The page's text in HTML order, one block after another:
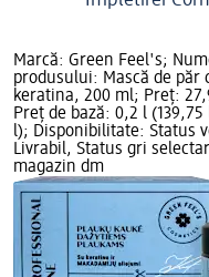
Marcă: Green Feel's;
produsului: Mască de păr
keratina, 200 ml; Preț:
Preț de bază: 0,2 l (139,75
l); Disponibilitate: Status
Livrabil, Status gri
magazin dm